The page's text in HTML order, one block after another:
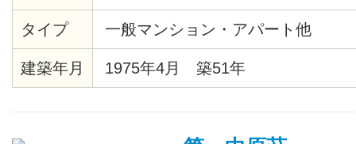
4分・生活便利・管理人は隣に住
便利です
タイプ 一般マンション・アパート他
建築年月 1975年4月 築51年